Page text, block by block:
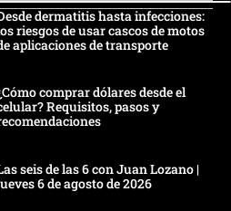
dermatitis hasta infecciones:
riesgos de usar cascos de motos
aplicaciones de transporte
comprar dólares desde el
Requisitos, pasos y
seis de las 6 con Juan Lozano |
6 de agosto de 2026